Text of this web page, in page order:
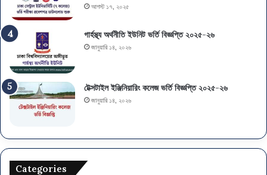
আগস্ট ১৭, ২০২৫
গার্হস্থ্য অর্থনীতি ইউনিট ভর্তি বিজ্ঞপ্তি ২০২৫-২৬
জানুয়ারি ১৪, ২০২৬
টেক্সটাইল ইঞ্জিনিয়ারিং কলেজ ভর্তি বিজ্ঞপ্তি ২০২৫-২৬
জানুয়ারি ১৪, ২০২৬
Categories